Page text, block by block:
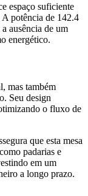
espaço suficiente
A potência de 142.4
ausência de um
energético.
mas também
Seu design
o fluxo de
que esta mesa
padarias e
em um
a longo prazo.